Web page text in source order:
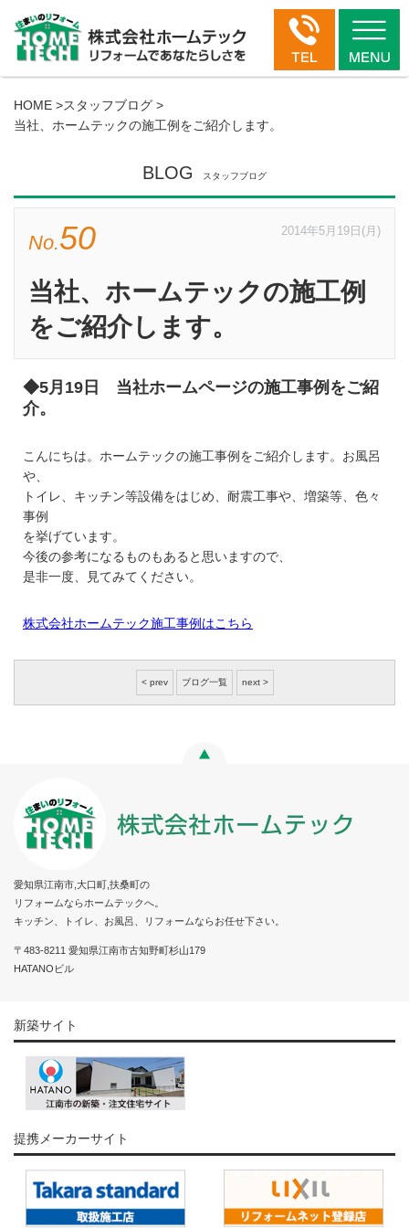
HOME >スタッフブログ >
当社、ホームテックの施工例をご紹介します。
BLOG スタッフブログ
No.50 2014年5月19日(月)
当社、ホームテックの施工例
をご紹介します。
◆5月19日 当社ホームページの施工事例をご紹
介。
こんにちは。ホームテックの施工事例をご紹介します。お風呂
や、
トイレ、キッチン等設備をはじめ、耐震工事や、増築等、色々
事例
を挙げています。
今後の参考になるものもあると思いますので、
是非一度、見てみてください。
株式会社ホームテック施工事例はこちら
< prev ブログ一覧 next >
愛知県江南市,大口町,扶桑町の
リフォームならホームテックへ。
キッチン、トイレ、お風呂、リフォームならお任せ下さい。
〒483-8211 愛知県江南市古知野町杉山179
HATANOビル
新築サイト
提携メーカーサイト